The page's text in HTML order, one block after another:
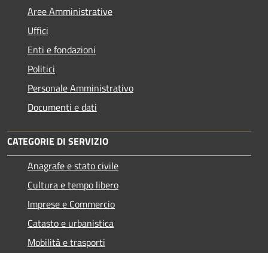
Aree Amministrative
Uffici
Enti e fondazioni
Politici
Personale Amministrativo
Documenti e dati
CATEGORIE DI SERVIZIO
Anagrafe e stato civile
Cultura e tempo libero
Imprese e Commercio
Catasto e urbanistica
Mobilità e trasporti